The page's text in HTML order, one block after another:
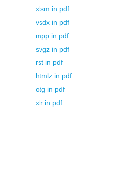
xlsm in pdf
vsdx in pdf
mpp in pdf
svgz in pdf
rst in pdf
htmlz in pdf
otg in pdf
xlr in pdf